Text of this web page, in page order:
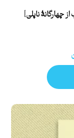
چهارگانۀ ناپلی]